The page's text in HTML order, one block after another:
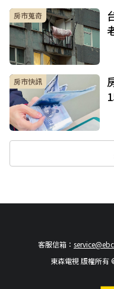
房市蒐奇
房市快訊
客服信箱：
東森電視 版權所有